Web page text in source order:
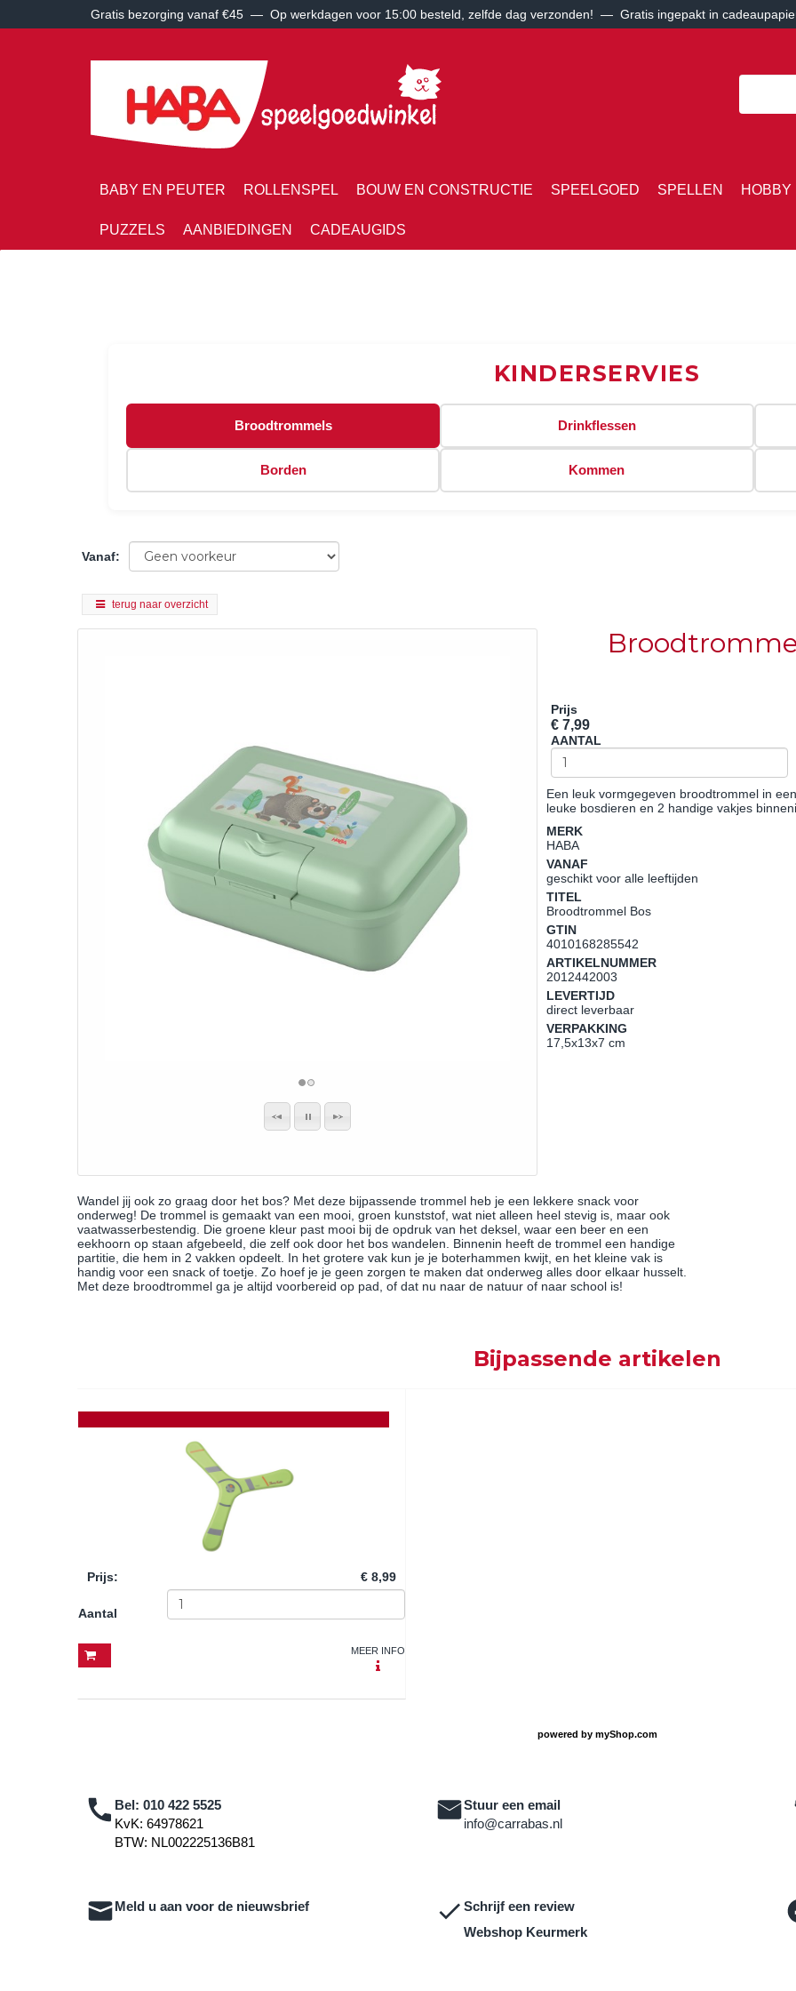
Gratis bezorging vanaf €45 — Op werkdagen voor 15:00 besteld, zelfde dag verzonden! — Gratis ingepakt in
BABY EN PEUTER ROLLENSPEL BOUW EN CONSTRUCTIE SPEELGOED SPELLEN HOBBY
PUZZELS AANBIEDINGEN CADEAUGIDS
KINDERSERVIES
Broodtrommels Drinkflessen
Borden Kommen
Vanaf:
terug naar overzicht
Prijs
€ 7,99
AANTAL
Een leuk vormgegeven broodtrommel in
leuke bosdieren en 2 handige vakjes
MERK
HABA
VANAF
geschikt voor alle leeftijden
TITEL
Broodtrommel Bos
GTIN
4010168285542
ARTIKELNUMMER
2012442003
LEVERTIJD
direct leverbaar
VERPAKKING
17,5x13x7 cm
Wandel jij ook zo graag door het bos? Met deze bijpassende trommel heb je een lekkere snack voor
onderweg! De trommel is gemaakt van een mooi, groen kunststof, wat niet alleen heel stevig is, maar ook
vaatwasserbestendig. Die groene kleur past mooi bij de opdruk van het deksel, waar een beer en een
eekhoorn op staan afgebeeld, die zelf ook door het bos wandelen. Binnenin heeft de trommel een handige
partitie, die hem in 2 vakken opdeelt. In het grotere vak kun je je boterhammen kwijt, en het kleine vak is
handig voor een snack of toetje. Zo hoef je je geen zorgen te maken dat onderweg alles door elkaar husselt.
Met deze broodtrommel ga je altijd voorbereid op pad, of dat nu naar de natuur of naar school is!
Bijpassende artikelen
Prijs: € 8,99
Aantal
MEER INFO
powered by myShop.com
Bel: 010 422 5525
KvK: 64978621
BTW: NL002225136B81
Stuur een email
info@carrabas.nl
Meld u aan voor de nieuwsbrief
Schrijf een review
Webshop Keurmerk